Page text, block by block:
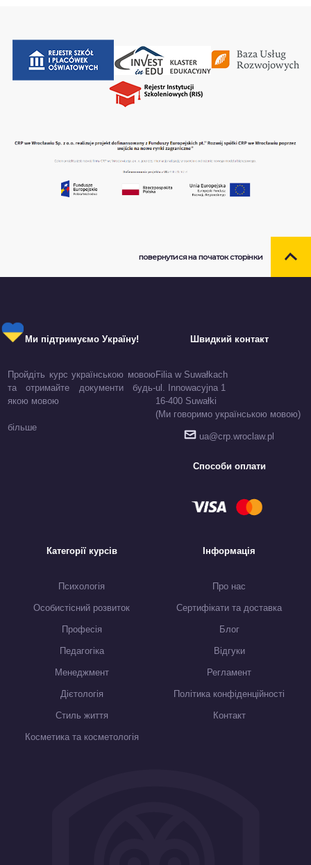
повернутися на початок сторінки
Ми підтримуємо Україну!
Пройдіть курс українською мовою
та отримайте документи будь-
якою мовою
більше
Категорії курсів
Психологія
Особистісний розвиток
Професія
Педагогіка
Менеджмент
Дієтологія
Стиль життя
Косметика та косметологія
Інформація
Про нас
Сертифікати та доставка
Блог
Відгуки
Регламент
Політика конфіденційності
Контакт
Швидкий контакт
Filia w Suwałkach
ul. Innowacyjna 1
16-400 Suwałki
(Ми говоримо українською мовою)
ua@crp.wroclaw.pl
Способи оплати